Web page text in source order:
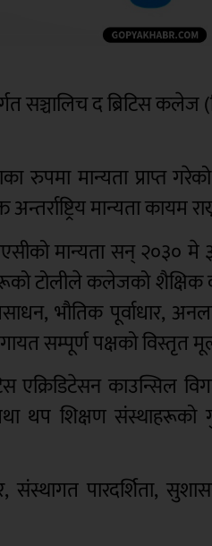
सञ्चालिच द ब्रिटिस कलेज
रुपमा मान्यता प्राप्त
मान्यता
मान्यता सन् २०३०
टोलीले कलेजको
भौतिक पूर्वाधार,
सम्पूर्ण पक्षको विस्तृत
एक्रिडिटेसन काउन्सिल
तथा थप शिक्षण
पारदर्शिता,